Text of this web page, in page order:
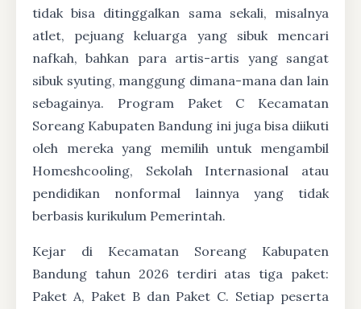
tidak bisa ditinggalkan sama sekali, misalnya
atlet, pejuang keluarga yang sibuk mencari
nafkah, bahkan para artis-artis yang sangat
sibuk syuting, manggung dimana-mana dan lain
sebagainya. Program Paket C Kecamatan
Soreang Kabupaten Bandung ini juga bisa diikuti
oleh mereka yang memilih untuk mengambil
Homeshcooling, Sekolah Internasional atau
pendidikan nonformal lainnya yang tidak
berbasis kurikulum Pemerintah.
Kejar di Kecamatan Soreang Kabupaten
Bandung tahun 2026 terdiri atas tiga paket:
Paket A, Paket B dan Paket C. Setiap peserta